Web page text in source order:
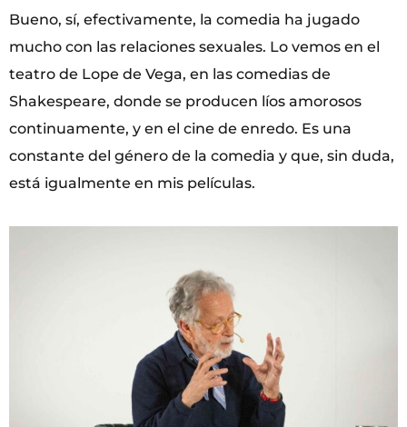
Bueno, sí, efectivamente, la comedia ha jugado
mucho con las relaciones sexuales. Lo vemos en el
teatro de Lope de Vega, en las comedias de
Shakespeare, donde se producen líos amorosos
continuamente, y en el cine de enredo. Es una
constante del género de la comedia y que, sin duda,
está igualmente en mis películas.